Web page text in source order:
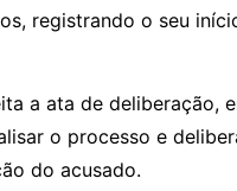
registrando o seu
a ata de deliberação,
o processo e
do acusado.